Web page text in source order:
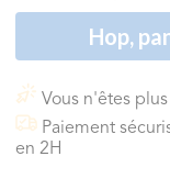
Hop,
Vous n'êtes
Paiement
en 2H